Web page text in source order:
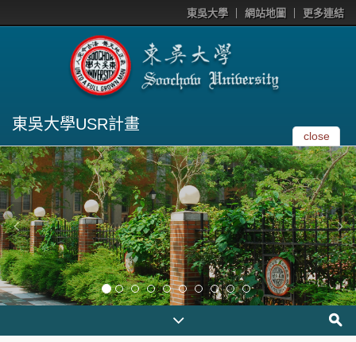
東吳大學 網站地圖 更多連結
東吳大學USR計畫
close